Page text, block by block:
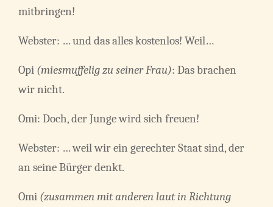
mitbringen!
Webster: … und das alles kostenlos! Weil…
Opi (miesmuffelig zu seiner Frau): Das brachen
wir nicht.
Omi: Doch, der Junge wird sich freuen!
Webster: … weil wir ein gerechter Staat sind, der
an seine Bürger denkt.
Omi (zusammen mit anderen laut in Richtung